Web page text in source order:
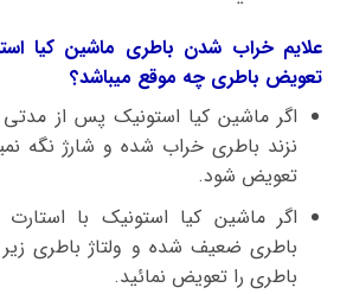
علایم خراب شدن باطری ماشین کیا
تعویض باطری چه موقع میباشد؟
اگر ماشین کیا استونیک پس از مدتی
نزند باطری خراب شده و شارژ نگه
تعویض شود.
اگر ماشین کیا استونیک با
باطری را تعویض نمائید.